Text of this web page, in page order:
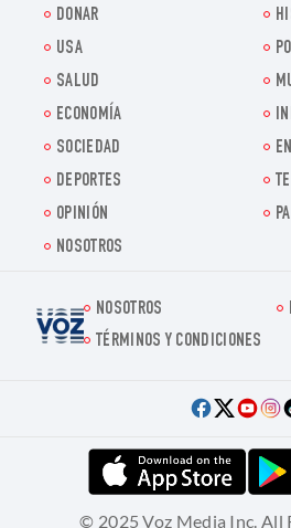
DONAR
USA
SALUD
ECONOMÍA
SOCIEDAD
DEPORTES
OPINIÓN
NOSOTROS
Voz.us
NOSOTROS
TÉRMINOS Y CONDICIONES
© 2025 Voz Media Inc. All